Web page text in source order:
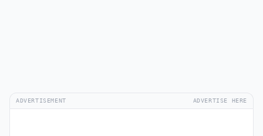
ADVERTISEMENT ADVERTISE HERE